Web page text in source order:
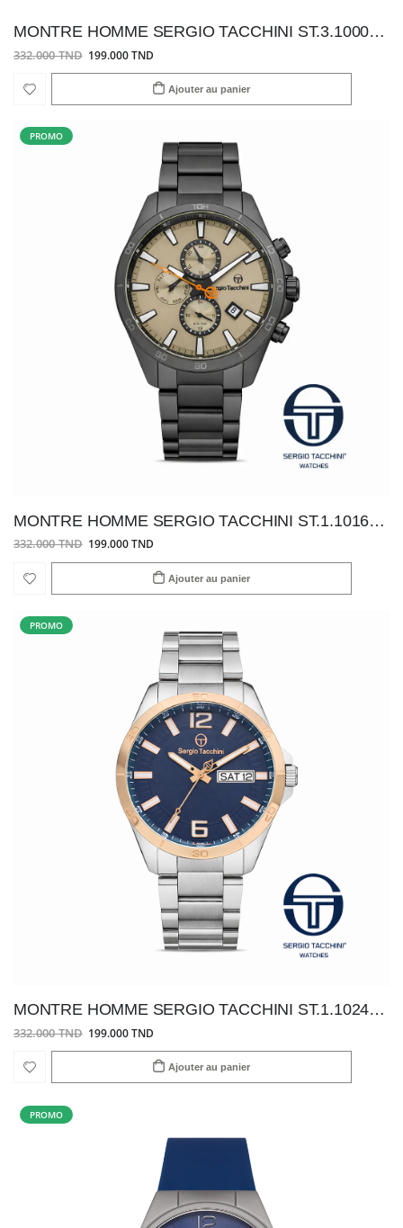
MONTRE HOMME SERGIO TACCHINI ST.3.10005-3
332.000 TND 199.000 TND
Ajouter au panier
PROMO
MONTRE HOMME SERGIO TACCHINI ST.1.10167-3
332.000 TND 199.000 TND
Ajouter au panier
PROMO
MONTRE HOMME SERGIO TACCHINI ST.1.10248-3
332.000 TND 199.000 TND
Ajouter au panier
PROMO